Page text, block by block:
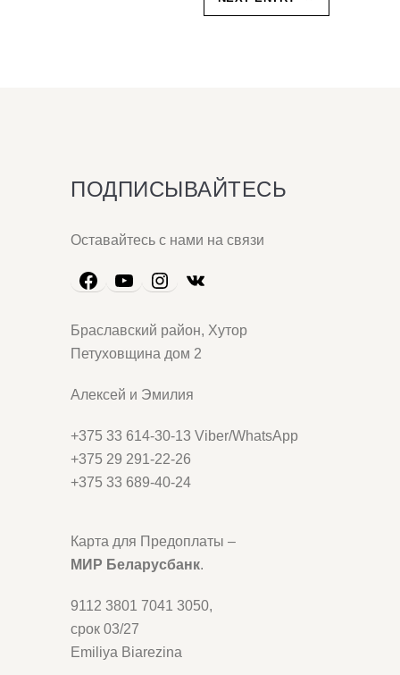
ПОДПИСЫВАЙТЕСЬ
Оставайтесь с нами на связи
Браславский район, Хутор
Петуховщина дом 2
Алексей и Эмилия
+375 33 614-30-13 Viber/WhatsApp
+375 29 291-22-26
+375 33 689-40-24
Карта для Предоплаты –
МИР Беларусбанк.
9112 3801 7041 3050,
срок 03/27
Emiliya Biarezina